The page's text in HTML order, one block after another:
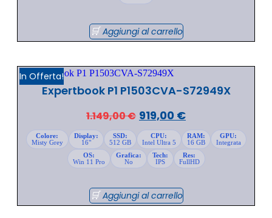
Aggiungi al carrello
In Offerta!
Expertbook P1 P1503CVA-S72949X
1.149,00€ 919,00 €
Colore:
Misty Grey
Display:
16"
SSD:
512 GB
CPU:
Intel Ultra 5
RAM:
16 GB
GPU:
Integrata
OS:
Win 11 Pro
Grafica:
No
Tech:
IPS
Res:
FullHD
Aggiungi al carrello